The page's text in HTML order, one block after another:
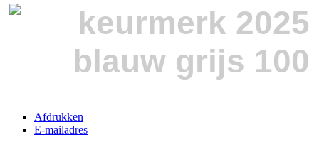
Afdrukken
E-mailadres